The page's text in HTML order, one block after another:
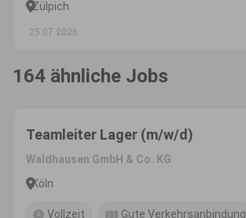
Zülpich
25.07.2026
164 ähnliche Jobs
Teamleiter Lager (m/w/d)
Waldhausen GmbH & Co. KG
Köln
Vollzeit Gute Verkehrsanbindung